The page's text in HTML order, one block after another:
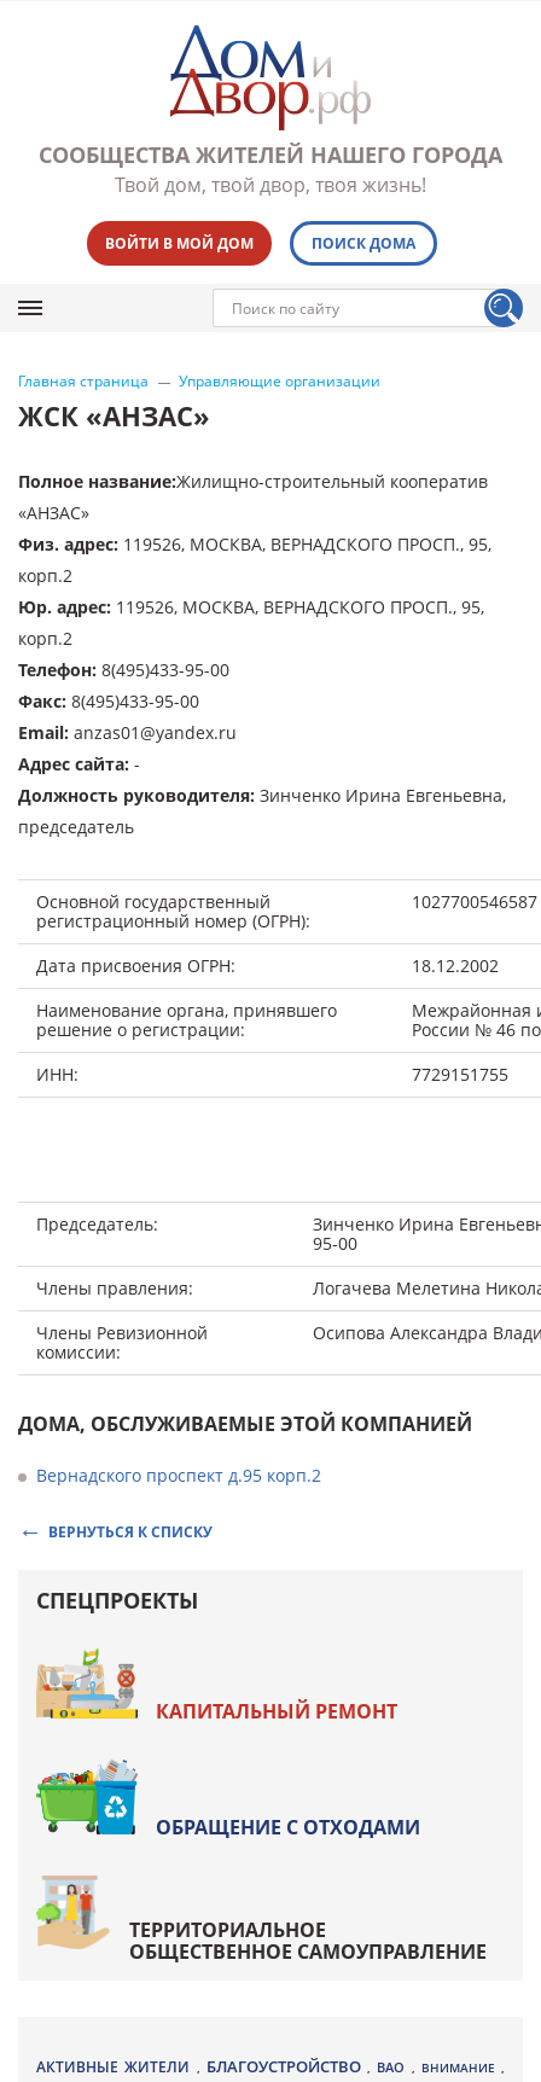
СООБЩЕСТВА ЖИТЕЛЕЙ НАШЕГО ГОРОДА
Твой дом, твой двор, твоя жизнь!
ВОЙТИ В МОЙ ДОМ ПОИСК ДОМА
Главная страница Управляющие организации
ЖСК «АНЗАС»
Полное название:Жилищно-строительный кооператив
«АНЗАС»
Физ. адрес: 119526, МОСКВА, ВЕРНАДСКОГО ПРОСП., 95,
корп.2
Юр. адрес: 119526, МОСКВА, ВЕРНАДСКОГО ПРОСП., 95,
корп.2
Телефон: 8(495)433-95-00
Факс: 8(495)433-95-00
Email: anzas01@yandex.ru
Адрес сайта: -
Должность руководителя: Зинченко Ирина Евгеньевна,
председатель
Основной государственный
регистрационный номер (ОГРН):
1027700546587
Дата присвоения ОГРН:
18.12.2002
Наименование органа, принявшего
решение о регистрации:
Межрайонная
России № 46
ИНН:
7729151755
Председатель:
Зинченко Ирина
95-00
Члены правления:
Логачева Мелетина
Члены Ревизионной
комиссии:
Осипова Александра
ДОМА, ОБСЛУЖИВАЕМЫЕ ЭТОЙ КОМПАНИЕЙ
Вернадского проспект д.95 корп.2
ВЕРНУТЬСЯ К СПИСКУ
СПЕЦПРОЕКТЫ
КАПИТАЛЬНЫЙ РЕМОНТ
ОБРАЩЕНИЕ С ОТХОДАМИ
ТЕРРИТОРИАЛЬНОЕ
ОБЩЕСТВЕННОЕ САМОУПРАВЛЕНИЕ
АКТИВНЫЕ ЖИТЕЛИ , БЛАГОУСТРОЙСТВО , ВАО , ВНИМАНИЕ ,